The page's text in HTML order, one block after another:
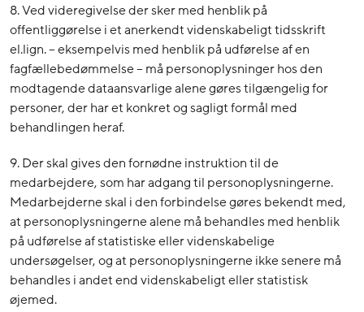
8. Ved videregivelse der sker med henblik på
offentliggørelse i et anerkendt videnskabeligt tidsskrift
el.lign. – eksempelvis med henblik på udførelse af en
fagfællebedømmelse – må personoplysninger hos den
modtagende dataansvarlige alene gøres tilgængelig for
personer, der har et konkret og sagligt formål med
behandlingen heraf.
9. Der skal gives den fornødne instruktion til de
medarbejdere, som har adgang til personoplysningerne.
Medarbejderne skal i den forbindelse gøres bekendt med,
at personoplysningerne alene må behandles med henblik
på udførelse af statistiske eller videnskabelige
undersøgelser, og at personoplysningerne ikke senere må
behandles i andet end videnskabeligt eller statistisk
øjemed.